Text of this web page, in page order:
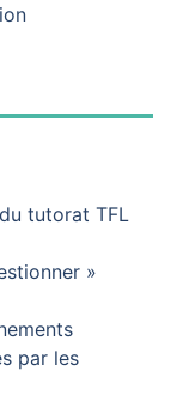
tutorat TFL
»
par les